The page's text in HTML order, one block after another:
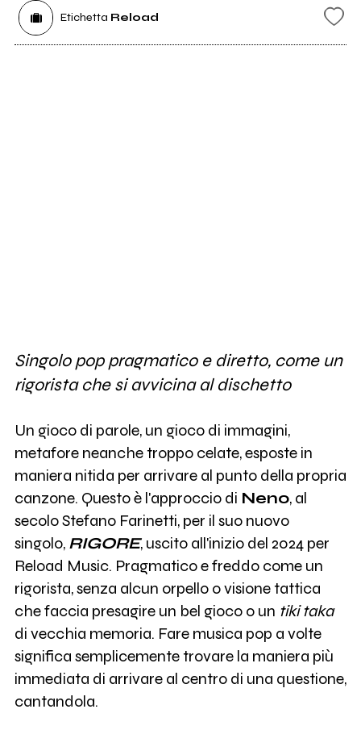
Etichetta Reload
Singolo pop pragmatico e diretto, come un
rigorista che si avvicina al dischetto
Un gioco di parole, un gioco di immagini,
metafore neanche troppo celate, esposte in
maniera nitida per arrivare al punto della propria
canzone. Questo è l'approccio di Neno, al
secolo Stefano Farinetti, per il suo nuovo
singolo, RIGORE, uscito all'inizio del 2024 per
Reload Music. Pragmatico e freddo come un
rigorista, senza alcun orpello o visione tattica
che faccia presagire un bel gioco o un tiki taka
di vecchia memoria. Fare musica pop a volte
significa semplicemente trovare la maniera più
immediata di arrivare al centro di una questione,
cantandola.